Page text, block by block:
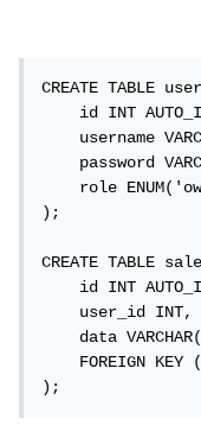
CREATE TABLE
    id INT AUTO_INCREMENT PRIMARY KEY,
    username VARCHAR(50) NOT NULL,
    password VARCHAR(255) NOT NULL,
    role ENUM('owner', 'employee') NOT NULL
);
CREATE TABLE
    id INT AUTO_INCREMENT PRIMARY KEY,
    user_id INT,
    data VARCHAR(255) NOT NULL,
    FOREIGN KEY (user_id) REFERENCES users(id)
);